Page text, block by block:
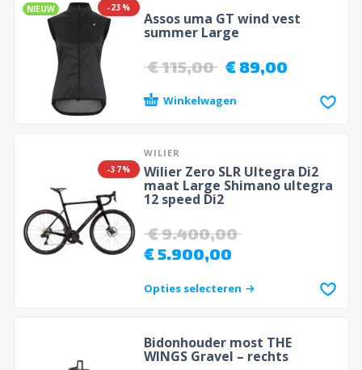
-23%
NIEUW
Assos uma GT wind vest
summer Large
€115,00 €89,00
Winkelwagen
-37%
WILIER
Wilier Zero SLR Ultegra Di2
maat Large Shimano ultegra
12 speed Di2
€9.400,00
€5.900,00
Opties selecteren
Bidonhouder most THE
WINGS Gravel – rechts